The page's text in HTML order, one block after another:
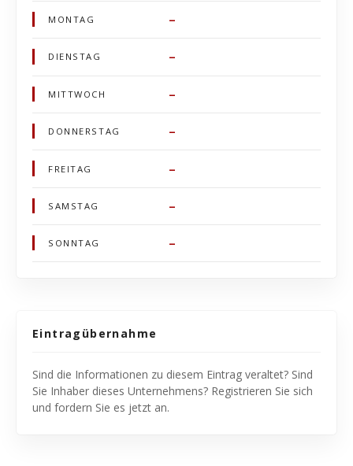
MONTAG –
DIENSTAG –
MITTWOCH –
DONNERSTAG –
FREITAG –
SAMSTAG –
SONNTAG –
Eintragübernahme
Sind die Informationen zu diesem Eintrag veraltet? Sind
Sie Inhaber dieses Unternehmens? Registrieren Sie sich
und fordern Sie es jetzt an.